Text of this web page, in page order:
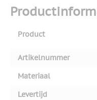
Product
Artikelnummer
Materiaal
Levertijd